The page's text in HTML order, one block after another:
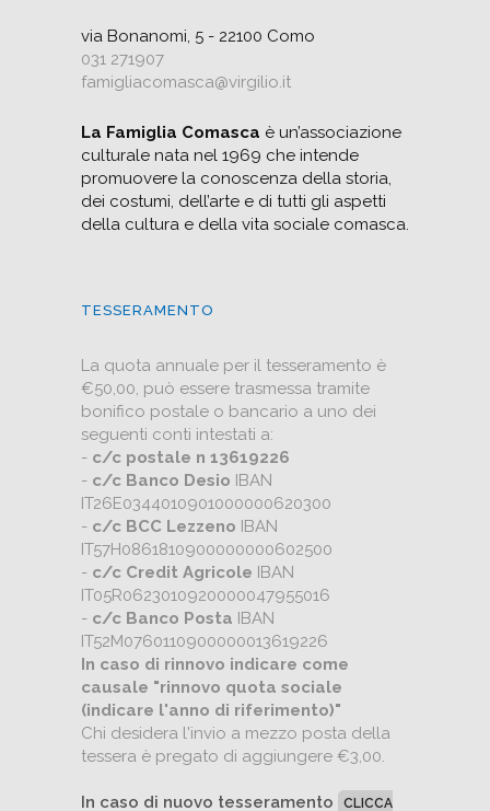
via Bonanomi, 5 - 22100 Como
031 271907
famigliacomasca@virgilio.it
La Famiglia Comasca è un’associazione
culturale nata nel 1969 che intende
promuovere la conoscenza della storia,
dei costumi, dell’arte e di tutti gli aspetti
della cultura e della vita sociale comasca.
TESSERAMENTO
La quota annuale per il tesseramento è
€50,00, può essere trasmessa tramite
bonifico postale o bancario a uno dei
seguenti conti intestati a:
- c/c postale n 13619226
- c/c Banco Desio IBAN
IT26E0344010901000000620300
- c/c BCC Lezzeno IBAN
IT57H0861810900000000602500
- c/c Credit Agricole IBAN
IT05R0623010920000047955016
- c/c Banco Posta IBAN
IT52M0760110900000013619226
In caso di rinnovo indicare come
causale "rinnovo quota sociale
(indicare l'anno di riferimento)"
Chi desidera l'invio a mezzo posta della
tessera è pregato di aggiungere €3,00.
In caso di nuovo tesseramento CLICCA